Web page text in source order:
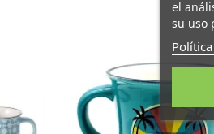
el
su uso